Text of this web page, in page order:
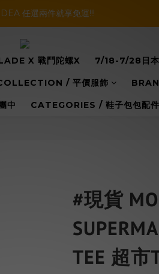
超級優惠價，兩套以上再享免運哦!!
任選兩件就享免運!!!
超級優惠價，兩套以上再享免運哦!!
X 戰鬥陀螺X 7/18-7/28日本
/ 平價服飾
中 CATEGORIES / 鞋子包包配
#現貨
TEE 超市